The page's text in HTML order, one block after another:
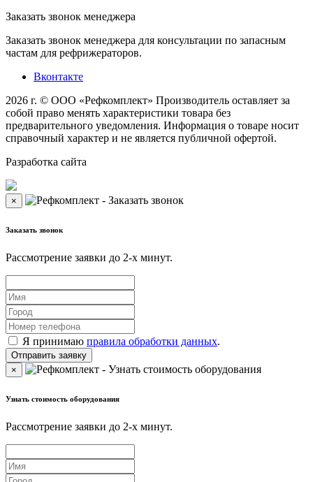
Заказать звонок менеджера
Заказать звонок менеджера для консультации по запасным
частам для рефрижераторов.
Вконтакте
2026 г. © ООО «Рефкомплект» Производитель оставляет за
собой право менять характеристики товара без
предварительного уведомления. Информация о товаре носит
справочный характер и не является публичной офертой.
Разработка сайта
×
Заказать звонок
Рассмотрение заявки до 2-x минут.
Я принимаю правила обработки данных.
×
Узнать стоимость оборудования
Рассмотрение заявки до 2-x минут.